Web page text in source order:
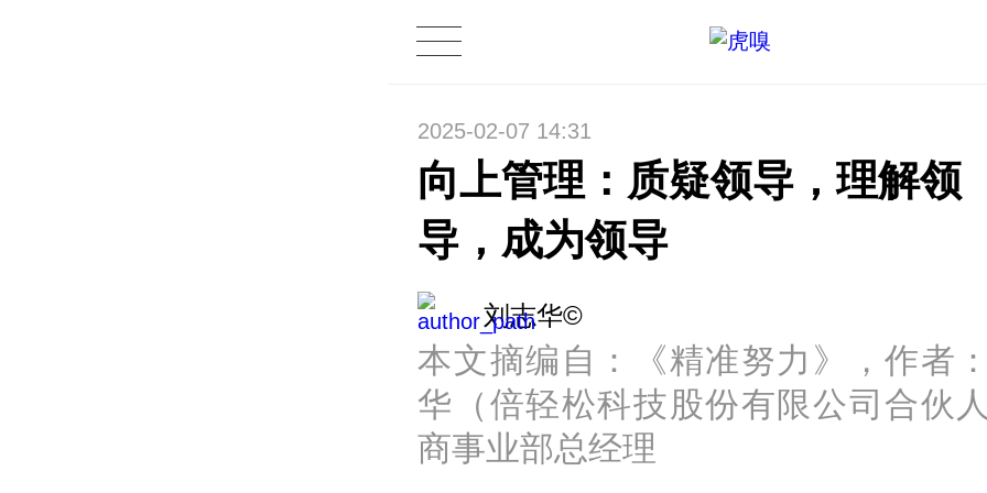
2025-02-07 14:31
向上管理：质疑领导，理解领
导，成为领导
刘志华©
本文摘编自：《精准努力》，作者
华（倍轻松科技股份有限公司合伙
商事业部总经理